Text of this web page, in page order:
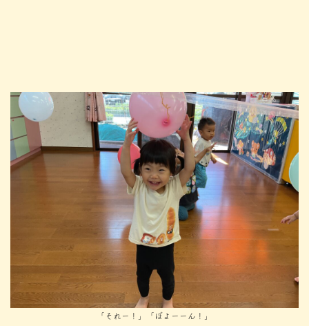
「それー！」「ぼよーーん！」